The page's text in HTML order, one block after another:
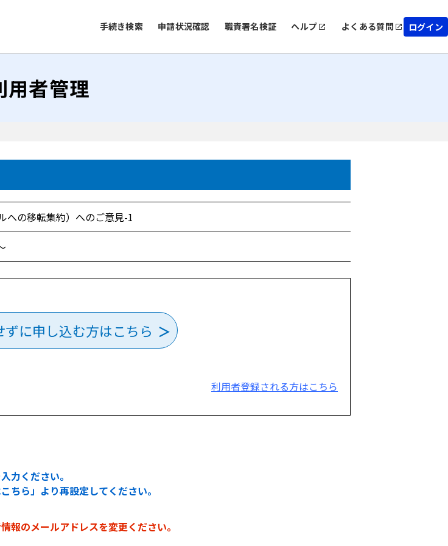
手続き検索 申請状況確認 職責署名検証 ヘルプ よくある質問 ログイン
用者管理
への移転集約）へのご意見-1
に申し込む方はこちら
利用者登録される方はこちら
力ください。
ちら」より再設定してください。
報のメールアドレスを変更ください。